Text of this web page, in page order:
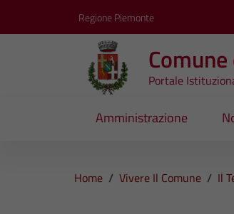
Regione Piemonte
Portale
Amministrazione
Home / Vivere Il Comune / Il